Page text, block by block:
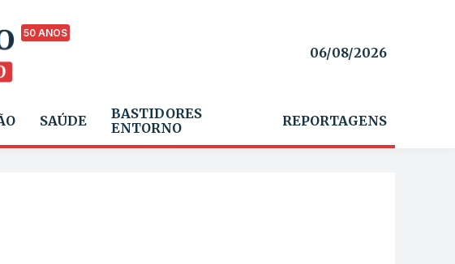
50 ANOS
06/08/2026
SAÚDE
BASTIDORES
ENTORNO
REPORTAGENS